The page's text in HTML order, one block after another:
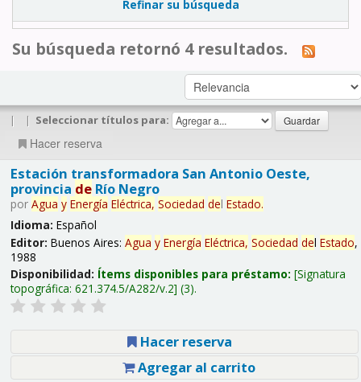
Refinar su búsqueda
Su búsqueda retornó 4 resultados.
| | Seleccionar títulos para:
Hacer reserva
Estación transformadora San Antonio Oeste,
provincia deRío Negro
por Agua y Energía Eléctrica, Sociedad del Estado.
Idioma: Español
Editor: Buenos Aires: Agua y Energía Eléctrica, Sociedad del Estado,
1988
Disponibilidad: Ítems disponibles para préstamo: Signatura
topográfica: 621.374.5/A282/v.2 (3).
Hacer reserva
Agregar al carrito